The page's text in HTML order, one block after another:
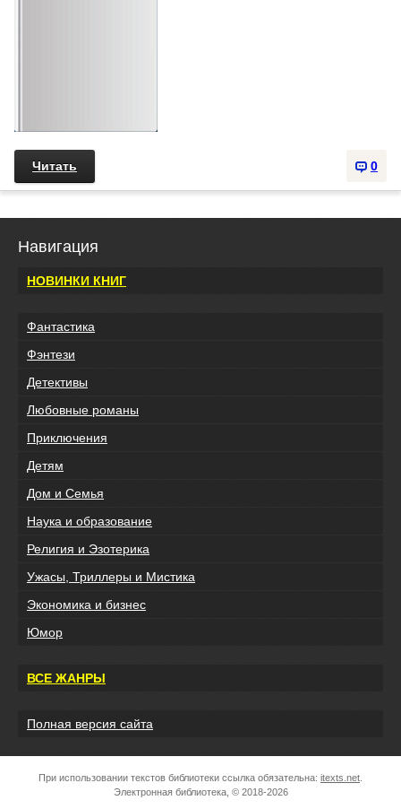
0
Читать
Навигация
НОВИНКИ КНИГ
Фантастика
Фэнтези
Детективы
Любовные романы
Приключения
Детям
Дом и Семья
Наука и образование
Религия и Эзотерика
Ужасы, Триллеры и Мистика
Экономика и бизнес
Юмор
ВСЕ ЖАНРЫ
Полная версия сайта
При использовании текстов библиотеки ссылка обязательна: itexts.net
Электронная библиотека, © 2018-2026